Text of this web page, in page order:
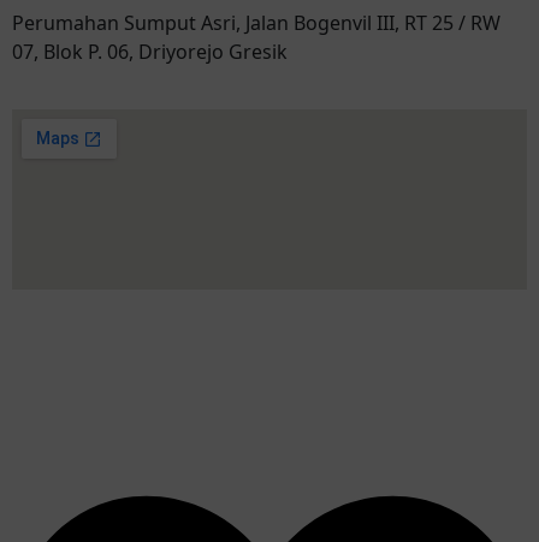
Perumahan Sumput Asri, Jalan Bogenvil III, RT 25 / RW
07, Blok P. 06, Driyorejo Gresik